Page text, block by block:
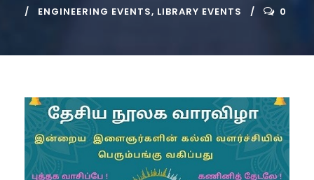
ENGINEERING EVENTS, LIBRARY EVENTS 0